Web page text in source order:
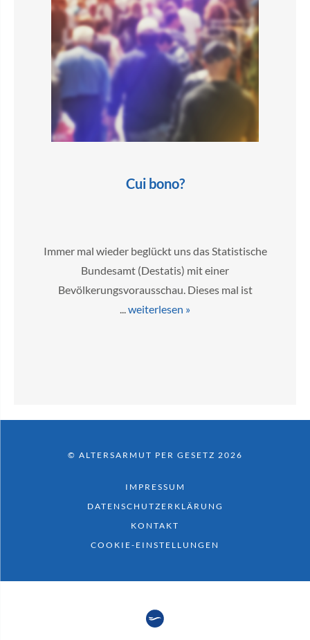
Cui bono?
Immer mal wieder beglückt uns das Statistische
Bundesamt (Destatis) mit einer
Bevölkerungsvorausschau. Dieses mal ist
weiterlesen »
© ALTERSARMUT PER GESETZ 2026
IMPRESSUM
DATENSCHUTZERKLÄRUNG
KONTAKT
COOKIE-EINSTELLUNGEN